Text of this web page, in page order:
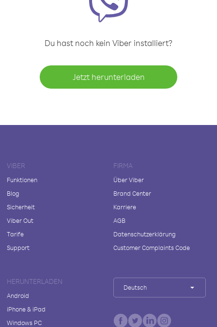
Du hast noch kein Viber installiert?
Jetzt herunterladen
VIBER
Funktionen
Blog
Sicherheit
Viber Out
Tarife
Support
FIRMA
Über Viber
Brand Center
Karriere
AGB
Datenschutzerklärung
Customer Complaints Code
HERUNTERLADEN
Android
iPhone & iPad
Windows PC
Deutsch